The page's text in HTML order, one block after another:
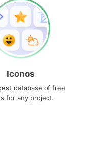
Iconos
database of free
for any project.